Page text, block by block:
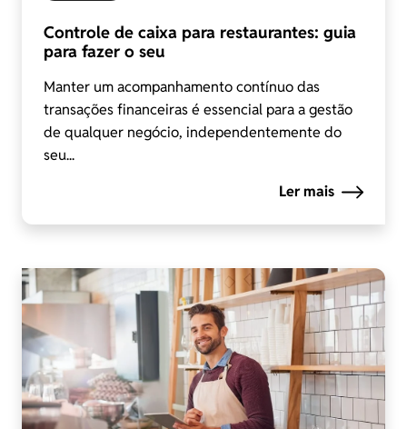
Controle de caixa para restaurantes: guia
para fazer o seu
Manter um acompanhamento contínuo das
transações financeiras é essencial para a gestão
de qualquer negócio, independentemente do
seu...
Ler mais